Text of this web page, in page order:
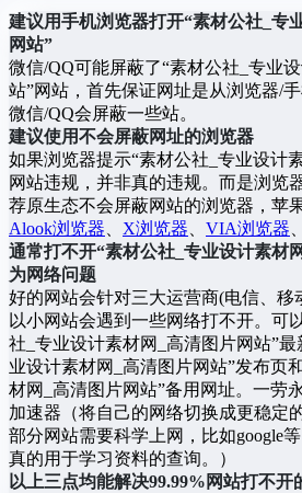
建议用手机浏览器打开“素材公社_专
网站”
微信/QQ可能屏蔽了“素材公社_专业
站”网站，首先保证网址是从浏览器/
微信/QQ会屏蔽一些站。
建议使用不会屏蔽网址的浏览器
如果浏览器提示“素材公社_专业设计
网站违规，并非真的违规。而是浏览
荐原生态不会屏蔽网站的浏览器，苹
Alook浏览器
X浏览器 VIA浏览器
通常打不开“素材公社_专业设计素材
为网络问题
好的网站会针对三大运营商(电信、移
以小网站会遇到一些网络打不开。可
社_专业设计素材网_高清图片网站”
业设计素材网_高清图片网站”发布页
材网_高清图片网站”备用网址。一劳
加速器（将自己的网络切换成更稳定
部分网站需要科学上网，比如google
真的用于学习资料的查询。）
以上三点均能解决99.99%网站打不开